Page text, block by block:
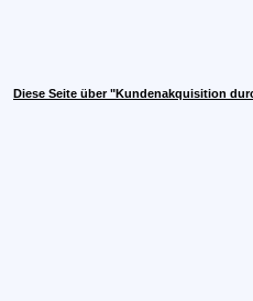
Diese Seite über "Kundenakquisition